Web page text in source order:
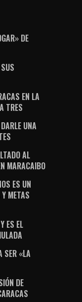
DE
EN LA
TRES
UNA
AL
MARACAIBO
ES UN
METAS
ES EL
SER «LA
DE